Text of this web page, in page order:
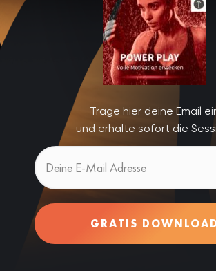
Trage hier deine Email
und erhalte sofort die
GRATIS DOWNLOAD